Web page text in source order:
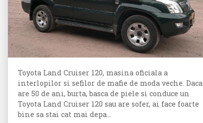
Toyota Land Cruiser 120, masina oficiala a
interlopilor si sefilor de mafie de moda veche. Daca
are 50 de ani, burta, basca de piele si conduce un
Toyota Land Cruiser 120 sau are sofer, ai face foarte
bine sa stai cat mai depa...